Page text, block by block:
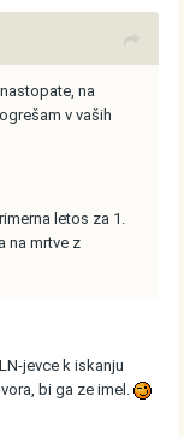
na
v vaših
letos za 1.
na mrtve z
jevce k iskanju
bi ga ze imel.